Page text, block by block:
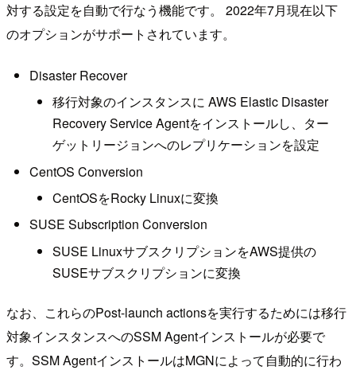
対する設定を自動で行なう機能です。 2022年7月現在以下
のオプションがサポートされています。
Disaster Recover
移行対象のインスタンスに AWS Elastic Disaster
Recovery Service Agentをインストールし、ター
ゲットリージョンへのレプリケーションを設定
CentOS Conversion
CentOSをRocky Linuxに変換
SUSE Subscription Conversion
SUSE LinuxサブスクリプションをAWS提供の
SUSEサブスクリプションに変換
なお、これらのPost-launch actionsを実行するためには移行
対象インスタンスへのSSM Agentインストールが必要で
す。SSM AgentインストールはMGNによって自動的に行わ